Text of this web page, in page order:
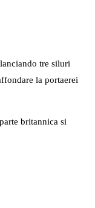
tre siluri
la portaerei
britannica si